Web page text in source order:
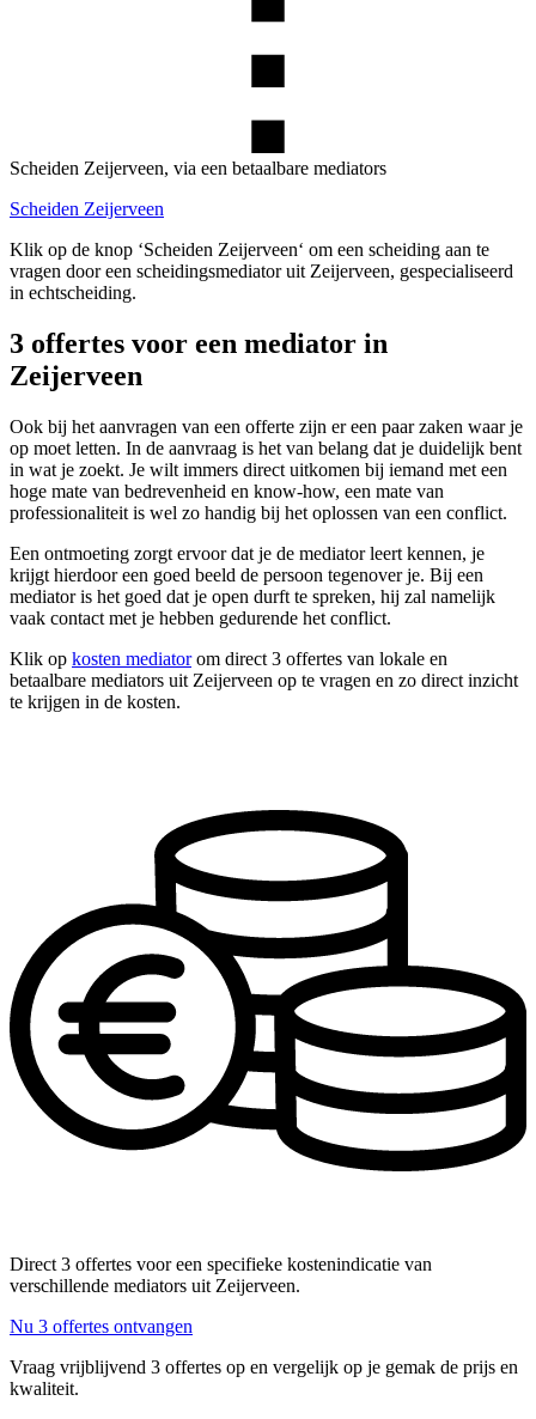
Scheiden Zeijerveen, via een betaalbare mediators
Scheiden Zeijerveen
Klik op de knop ‘Scheiden Zeijerveen‘ om een scheiding aan te
vragen door een scheidingsmediator uit Zeijerveen, gespecialiseerd
in echtscheiding.
3 offertes voor een mediator in
Zeijerveen
Ook bij het aanvragen van een offerte zijn er een paar zaken waar je
op moet letten. In de aanvraag is het van belang dat je duidelijk bent
in wat je zoekt. Je wilt immers direct uitkomen bij iemand met een
hoge mate van bedrevenheid en know-how, een mate van
professionaliteit is wel zo handig bij het oplossen van een conflict.
Een ontmoeting zorgt ervoor dat je de mediator leert kennen, je
krijgt hierdoor een goed beeld de persoon tegenover je. Bij een
mediator is het goed dat je open durft te spreken, hij zal namelijk
vaak contact met je hebben gedurende het conflict.
Klik op kosten mediatorom direct 3 offertes van lokale en
betaalbare mediators uit Zeijerveen op te vragen en zo direct inzicht
te krijgen in de kosten.
Direct 3 offertes voor een specifieke kostenindicatie van
verschillende mediators uit Zeijerveen.
Nu 3 offertes ontvangen
Vraag vrijblijvend 3 offertes op en vergelijk op je gemak de prijs en
kwaliteit.